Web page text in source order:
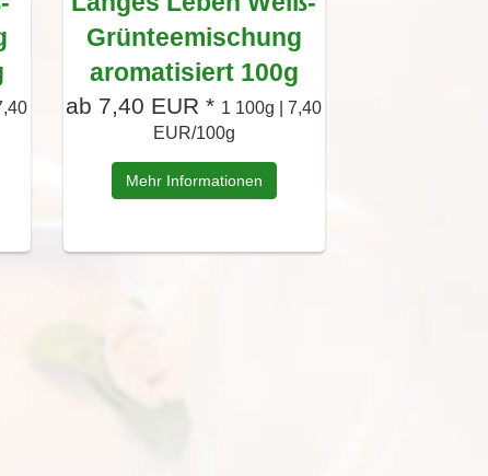
Grünteemischung
aromatisiert 100g
ab 7,40 EUR * 1 100g | 7,40
EUR/100g
Mehr Informationen